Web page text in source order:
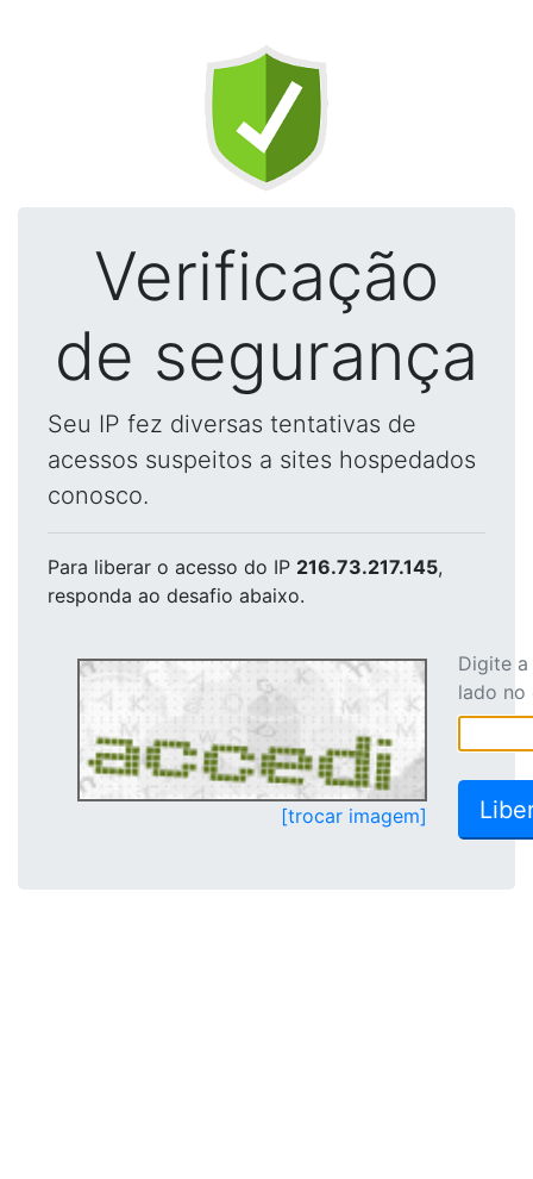
Verificação
de segurança
Seu IP fez diversas tentativas de
acessos suspeitos a sites hospedados
conosco.
Para liberar o acesso do IP 216.73.217.145,
responda ao desafio abaixo.
[trocar imagem]
Digite
lado no